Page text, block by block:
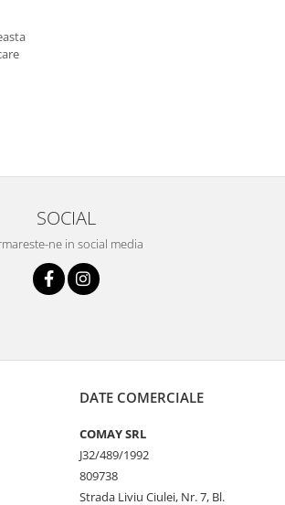
SOCIAL
ne in social media
DATE COMERCIALE
COMAY SRL
J32/489/1992
809738
Strada Liviu Ciulei, Nr. 7, Bl.